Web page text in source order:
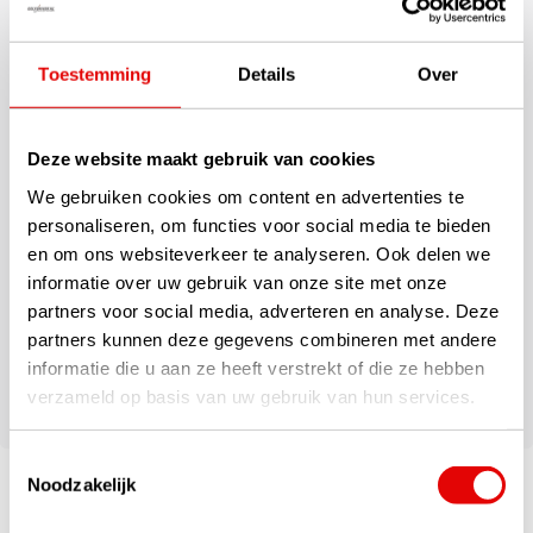
Toestemming Details Over
Deze website maakt gebruik van cookies
We gebruiken cookies om content en advertenties te
personaliseren, om functies voor social media te bieden
en om ons websiteverkeer te analyseren. Ook delen we
informatie over uw gebruik van onze site met onze
partners voor social media, adverteren en analyse. Deze
partners kunnen deze gegevens combineren met andere
informatie die u aan ze heeft verstrekt of die ze hebben
verzameld op basis van uw gebruik van hun services.
Noodzakelijk
Cremallera perimetral
Interior extra espacioso acolchado / suave para protección
También apta para Staffbags
Etiqueta para tarjeta de identificación
Transportable mediante 2 ruedas compactas de patín en línea
Apta para equipo de golf grande
Acolchado superior y lateral de 360° para protección
Sistema de ruedas de fácil deslizamiento
Placas protectoras para la base
Peso 3,4 KG
Dimensiones: aproximadamente 137 x 38 x 34 cm